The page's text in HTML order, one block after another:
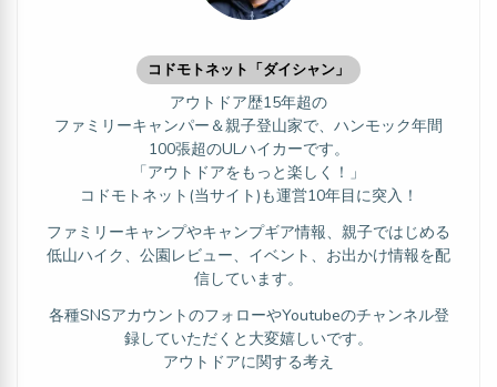
コドモトネット「ダイシャン」
アウトドア歴15年超の
ファミリーキャンパー＆親子登山家で、ハンモック年間
100張超のULハイカーです。
「アウトドアをもっと楽しく！」
コドモトネット(当サイト)も運営10年目に突入！
ファミリーキャンプやキャンプギア情報、親子ではじめる
低山ハイク、公園レビュー、イベント、お出かけ情報を配
信しています。
各種SNSアカウントのフォローやYoutubeのチャンネル登
録していただくと大変嬉しいです。
アウトドアに関する考え